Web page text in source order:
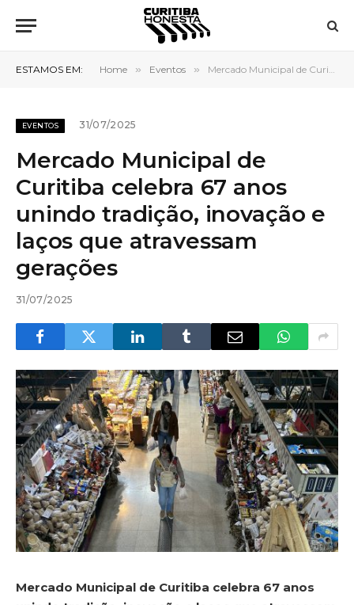
ESTAMOS EM: Home » Eventos » Mercado Municipal de Curitiba celebra 67 anos unindo tradição, inovação e laços que atravessam gerações
EVENTOS 31/07/2025
Mercado Municipal de
Curitiba celebra 67 anos
unindo tradição, inovação e
laços que atravessam
gerações
31/07/2025
Mercado Municipal de Curitiba celebra 67 anos